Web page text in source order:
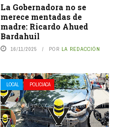
La Gobernadora no se
merece mentadas de
madre: Ricardo Ahued
Bardahuil
16/11/2025 POR LA REDACCIÓN
LOCAL POLICIACA